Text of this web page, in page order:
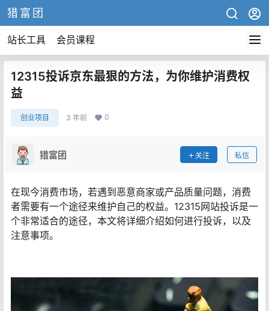
猎富团
站长工具 会员课程
12315投诉京东最狠的方法，为你维护消费权
益
创业项目 3 年前 0
猎富团 关注 私信
在现今消费市场，若遇到恶意商家或产品质量问题，消费
者需要有一个途径来维护自己的权益。12315网站投诉是一
个非常适合的途径，本文将详细介绍如何进行投诉，以及
注意事项。